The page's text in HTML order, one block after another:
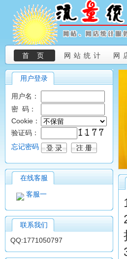
首 页 网站统计 网
用户登录
用户名：
密 码：
Cookie：
验证码：
忘记密码
在线客服
客服一
联系我们
QQ:1771050797